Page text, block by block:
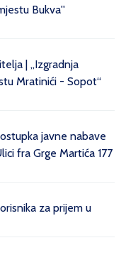
Bukva''
| „Izgradnja
Mratinići - Sopot“
javne nabave
fra Grge Martića 177
za prijem u